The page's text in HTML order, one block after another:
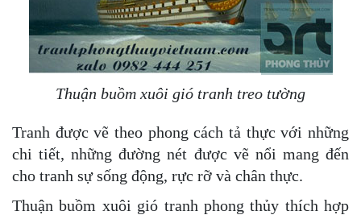
Thuận buồm xuôi gió tranh treo tường
Tranh được vẽ theo phong cách tả thực với những
chi tiết, những đường nét được vẽ nổi mang đến
cho tranh sự sống động, rực rỡ và chân thực.
Thuận buồm xuôi gió tranh phong thủy thích hợp